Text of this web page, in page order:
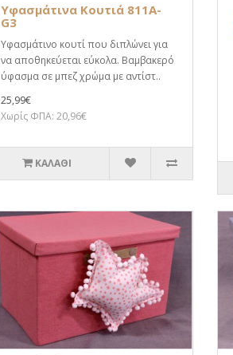
Υφασμάτινα Κουτιά 811A-
G3
Υφασμάτινο κουτί που διπλώνει για
να αποθηκεύεται εύκολα. Βαμβακερό
ύφασμα σε μπεζ χρώμα με αντίστ..
25,99€
Χωρίς ΦΠΑ: 20,96€
ΚΑΛΆΘΙ